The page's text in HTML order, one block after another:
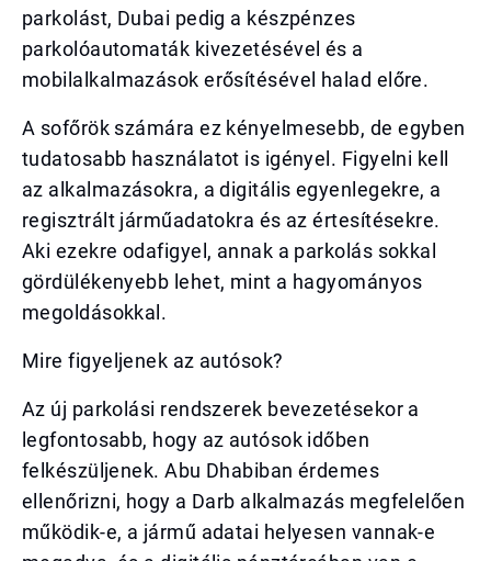
parkolást, Dubai pedig a készpénzes
parkolóautomaták kivezetésével és a
mobilalkalmazások erősítésével halad előre.
A sofőrök számára ez kényelmesebb, de egyben
tudatosabb használatot is igényel. Figyelni kell
az alkalmazásokra, a digitális egyenlegekre, a
regisztrált járműadatokra és az értesítésekre.
Aki ezekre odafigyel, annak a parkolás sokkal
gördülékenyebb lehet, mint a hagyományos
megoldásokkal.
Mire figyeljenek az autósok?
Az új parkolási rendszerek bevezetésekor a
legfontosabb, hogy az autósok időben
felkészüljenek. Abu Dhabiban érdemes
ellenőrizni, hogy a Darb alkalmazás megfelelően
működik-e, a jármű adatai helyesen vannak-e